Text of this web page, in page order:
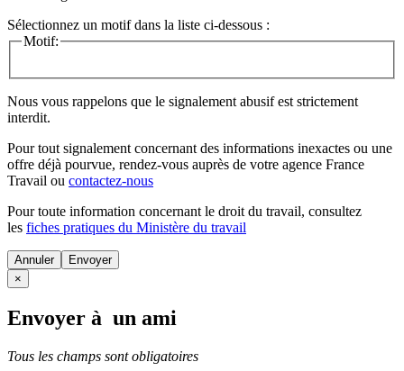
Sélectionnez un motif dans la liste ci-dessous :
Motif:
Nous vous rappelons que le signalement abusif est strictement
interdit.
Pour tout signalement concernant des informations inexactes ou une
offre déjà pourvue, rendez-vous auprès de votre agence France
Travail ou contactez-nous
Pour toute information concernant le droit du travail, consultez
les fiches pratiques du Ministère du travail
Annuler
×
Envoyer à un ami
Tous les champs sont obligatoires